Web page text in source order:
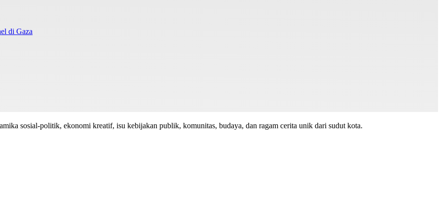
di Gaza
sosial-politik, ekonomi kreatif, isu kebijakan publik, komunitas, budaya, dan ragam cerita unik dari sudut kota.